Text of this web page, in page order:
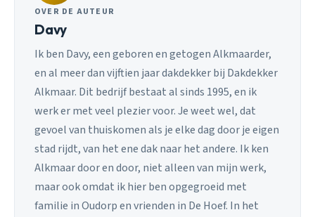
OVER DE AUTEUR
Davy
Ik ben Davy, een geboren en getogen Alkmaarder,
en al meer dan vijftien jaar dakdekker bij Dakdekker
Alkmaar. Dit bedrijf bestaat al sinds 1995, en ik
werk er met veel plezier voor. Je weet wel, dat
gevoel van thuiskomen als je elke dag door je eigen
stad rijdt, van het ene dak naar het andere. Ik ken
Alkmaar door en door, niet alleen van mijn werk,
maar ook omdat ik hier ben opgegroeid met
familie in Oudorp en vrienden in De Hoef. In het